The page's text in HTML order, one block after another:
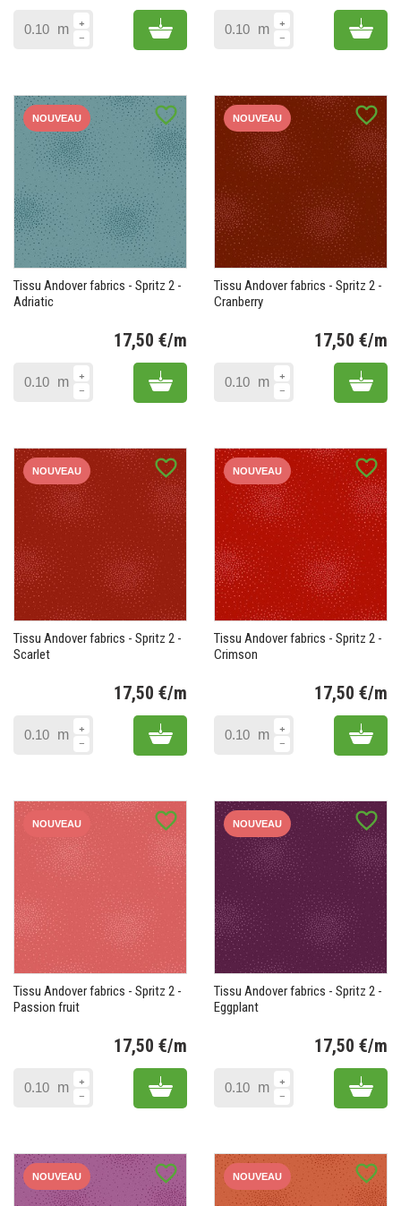
m Add to cart m Add
favorite_border
NOUVEAU
Tissu Andover fabrics - Spritz 2 -
Adriatic
17,50 €/m
m Add to cart
favorite_border
NOUVEAU
Tissu Andover fabrics - Spritz 2 -
Cranberry
17,50 €/m
m Add
favorite_border
NOUVEAU
Tissu Andover fabrics - Spritz 2 -
Scarlet
17,50 €/m
m Add to cart
favorite_border
NOUVEAU
Tissu Andover fabrics - Spritz 2 -
Crimson
17,50 €/m
m Add
favorite_border
NOUVEAU
Tissu Andover fabrics - Spritz 2 -
Passion fruit
17,50 €/m
m Add to cart
favorite_border
NOUVEAU
Tissu Andover fabrics - Spritz 2 -
Eggplant
17,50 €/m
m Add
favorite_border
NOUVEAU favorite_border
NOUVEAU